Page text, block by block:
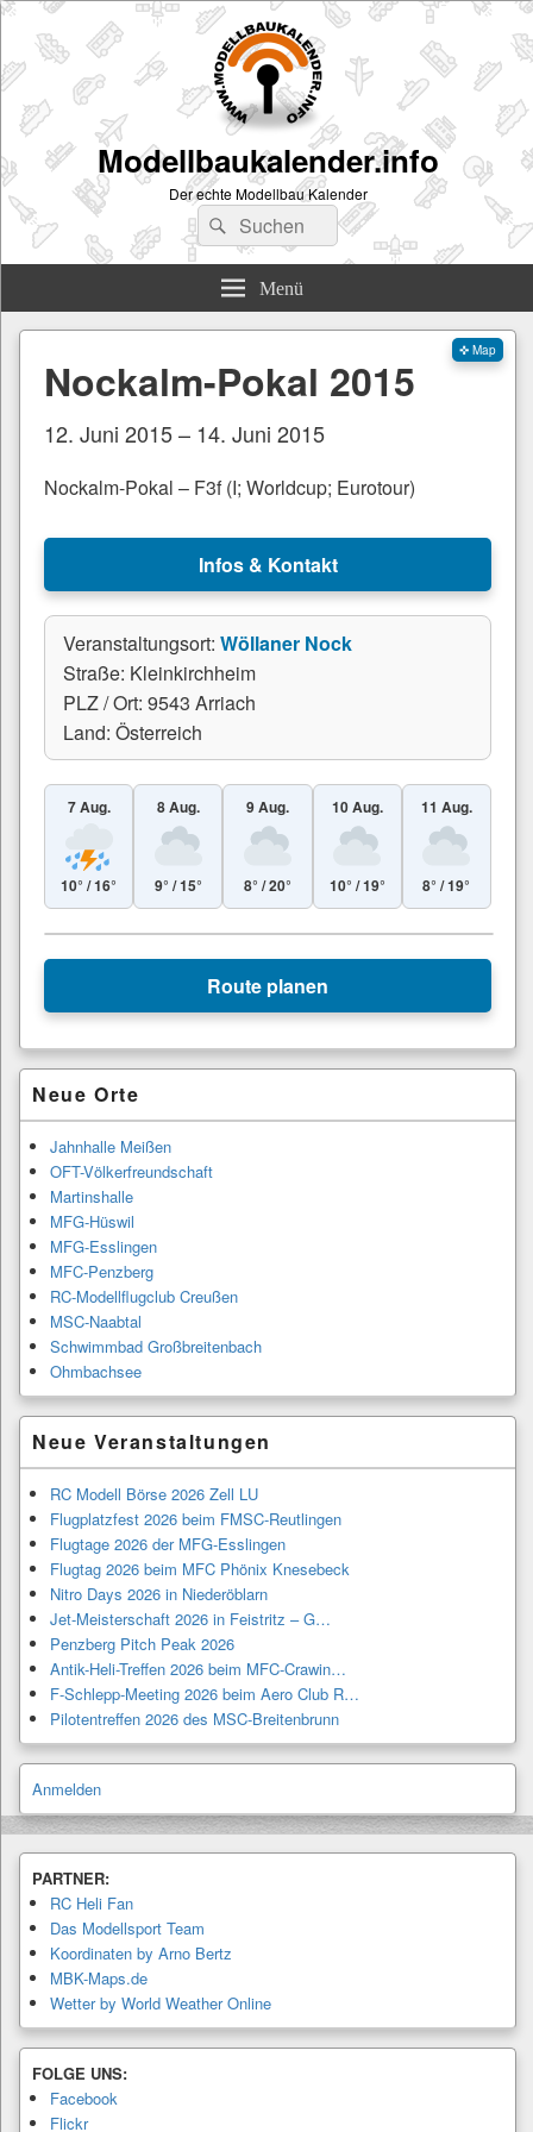
Modellbaukalender.info
Der echte Modellbau Kalender
Suchen
nach:
Suchen
Menü
✜ Map
Nockalm-Pokal 2015
12. Juni 2015 – 14. Juni 2015
Nockalm-Pokal – F3f (I; Worldcup; Eurotour)
Infos & Kontakt
Veranstaltungsort: Wöllaner Nock
Straße: Kleinkirchheim
PLZ / Ort: 9543 Arriach
Land: Österreich
7 Aug.
10° / 16°
8 Aug.
9° / 15°
9 Aug.
8° / 20°
10 Aug.
10° / 19°
11 Aug.
8° / 19°
+
Route planen
Primärer
Seitenleisten-
Widgetbereich
Neue Orte
Jahnhalle Meißen
OFT-Völkerfreundschaft
Martinshalle
MFG-Hüswil
MFG-Esslingen
MFC-Penzberg
RC-Modellflugclub Creußen
MSC-Naabtal
Schwimmbad Großbreitenbach
Ohmbachsee
Neue Veranstaltungen
RC Modell Börse 2026 Zell LU
Flugplatzfest 2026 beim FMSC-Reutlingen
Flugtage 2026 der MFG-Esslingen
Flugtag 2026 beim MFC Phönix Knesebeck
Nitro Days 2026 in Niederöblarn
Jet-Meisterschaft 2026 in Feistritz – G…
Penzberg Pitch Peak 2026
Antik-Heli-Treffen 2026 beim MFC-Crawin…
F-Schlepp-Meeting 2026 beim Aero Club R…
Pilotentreffen 2026 des MSC-Breitenbrunn
Anmelden
PARTNER:
RC Heli Fan
Das Modellsport Team
Koordinaten by Arno Bertz
MBK-Maps.de
Wetter by World Weather Online
FOLGE UNS:
Facebook
Flickr